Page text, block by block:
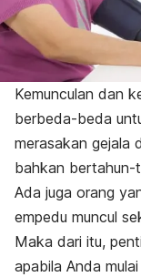
Kemunculan dan
berbeda-beda
merasakan gejala
bahkan bertahun-
Ada juga orang
empedu muncul
Maka dari itu,
apabila Anda